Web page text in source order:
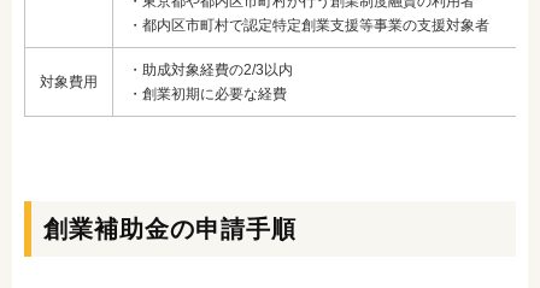
・都内区市町村で認定特定創業支援等事業の支援対象者
対象費用
・助成対象経費の2/3以内
・創業初期に必要な経費
創業補助金の申請手順